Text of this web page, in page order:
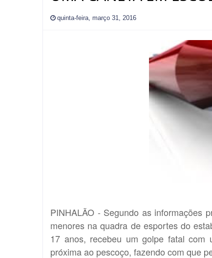
quinta-feira, março 31, 2016
PINHALÃO - Segundo as informações
menores na quadra de esportes do
17 anos, recebeu um golpe fatal
próxima ao pescoço, fazendo com que